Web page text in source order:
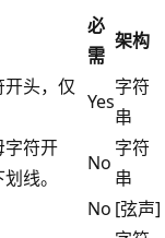
必
需
架构
头，仅
Yes
字符
串
字符开
线。
No
字符
串
No [弦声]